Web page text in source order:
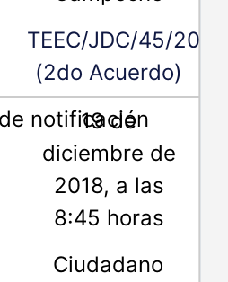
TEEC/JDC/45/2018
(2do Acuerdo)
19 de
diciembre de
2018, a las
8:45 horas
Ciudadano